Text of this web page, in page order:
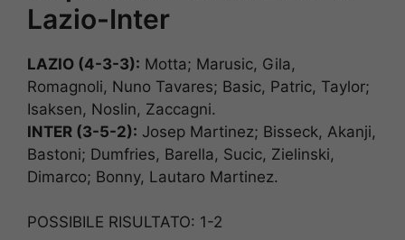
Lazio-Inter
LAZIO (4-3-3): Motta; Marusic, Gila,
Romagnoli, Nuno Tavares; Basic, Patric, Taylor;
Isaksen, Noslin, Zaccagni.
INTER (3-5-2): Josep Martinez; Bisseck, Akanji,
Bastoni; Dumfries, Barella, Sucic, Zielinski,
Dimarco; Bonny, Lautaro Martinez.
POSSIBILE RISULTATO: 1-2